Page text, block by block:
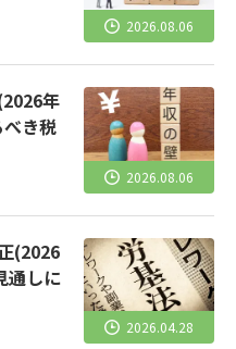
2026.08.06
年
き税
2026.08.06
(2026
通しに
2026.04.28